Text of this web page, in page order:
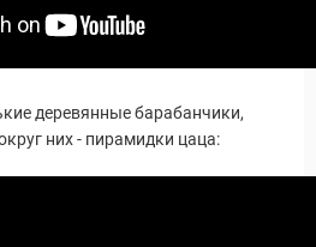
деревянные барабанчики,
них - пирамидки цаца: